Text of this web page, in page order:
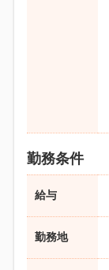
勤務条件
給与
勤務地